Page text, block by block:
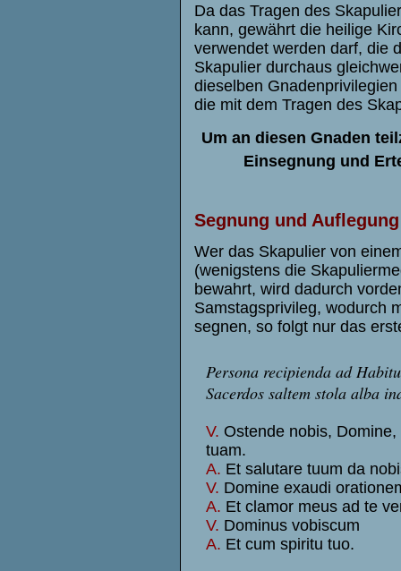
Da das Tragen des
kann, gewährt die heilige
verwendet werden darf, die
Skapulier durchaus
dieselben
die mit dem Tragen des
Um an diesen Gnaden
Einsegnung und
Segnung und
Wer das Skapulier von
(wenigstens die
bewahrt, wird dadurch
Samstagsprivileg, wodurch
segnen, so folgt nur das
Persona recipienda ad
Sacerdos saltem stola alba
V. Ostende nobis,
tuam.
A. Et salutare tuum da
V. Domine exaudi
A. Et clamor meus ad te
V. Dominus vobiscum
A. Et cum spiritu tuo.